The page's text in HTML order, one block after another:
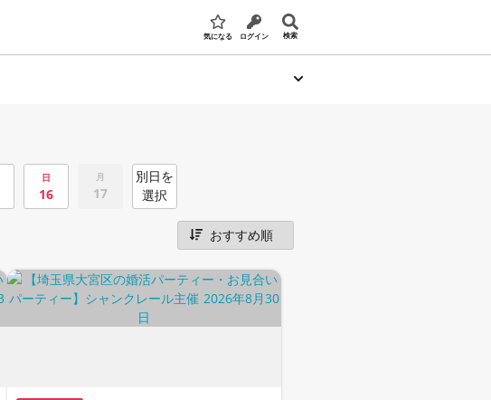
気になる ログイン 検索
日
16
月
17
別日を
選択